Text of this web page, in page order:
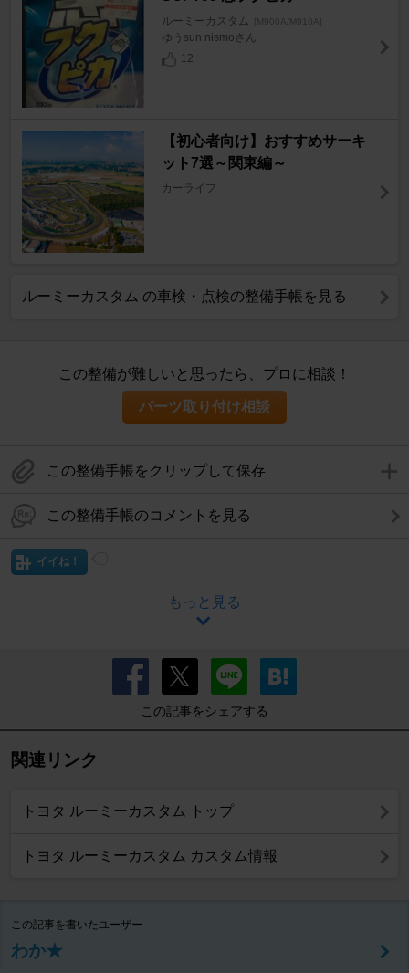
ルーミーカスタム [M900A/M910A]
ゆうsun nismoさん
12
【初心者向け】おすすめサーキ
ット7選～関東編～
カーライフ
ルーミーカスタム の車検・点検の整備手帳を見る
この整備が難しいと思ったら、プロに相談！
パーツ取り付け相談
この整備手帳をクリップして保存
この整備手帳のコメントを見る
イイね！
もっと見る
この記事をシェアする
関連リンク
トヨタ ルーミーカスタム トップ
トヨタ ルーミーカスタム カスタム情報
この記事を書いたユーザー
わか★